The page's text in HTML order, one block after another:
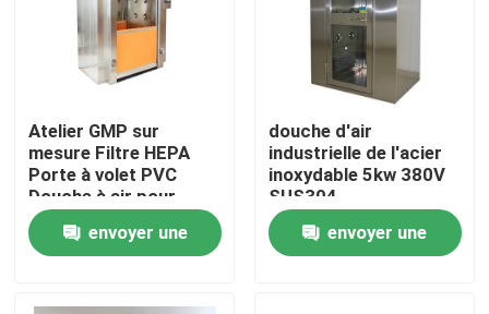
Produits
Au sujet de nous
Visite d'usine
Atelier GMP sur
mesure Filtre HEPA
Porte à volet PVC
Douche à air pour
marchandises SUS201
envoyer une
douche d'air
industrielle de l'acier
inoxydable 5kw 380V
SUS304
1290*1000*2050
envoyer une